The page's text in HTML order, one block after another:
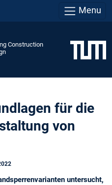
Menu
Construction
für die
von
untersucht,